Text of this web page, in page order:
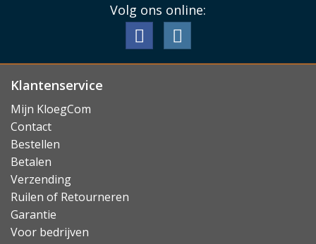
Volg ons online:
Klantenservice
Mijn KloegCom
Contact
Bestellen
Betalen
Verzending
Ruilen of Retourneren
Garantie
Voor bedrijven